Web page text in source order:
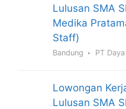
Lulusan SMA
Medika
Staff)
Bandung PT
Lowongan
Lulusan SMA